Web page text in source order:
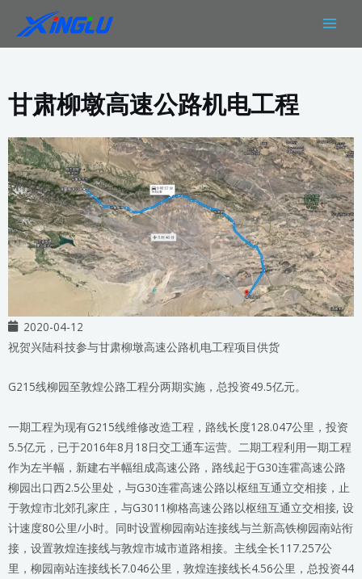
内
甘肃柳墩高速公路机电工程
2020-04-12
祝贺兴陆科技参与甘肃柳墩高速公路机电工程项目供货
G215线柳园至敦煌公路工程分两期实施，总投资49.5亿元。
一期工程为现有G215线维修改造工程，路线长度128.047公里，投资
5.5亿元，已于2016年8月18日交工通车运营。二期工程利用一期工程
作为左半幅，新建右半幅组成高速公路，路线起于G30连霍高速公路
柳园出口西2.5公里处，与G30连霍高速公路以枢纽互通立交相接，止
于敦煌市北郊孔家庄，与G3011柳格高速公路以枢纽互通立交相接, 设
计速度80公里/小时。同时设置柳园南站连接线与兰新高铁柳园南站衔
接，设置敦煌连接线与敦煌市城市道路相接。主线全长117.257公
里，柳园南站连接线长7.046公里，敦煌连接线长4.56公里，总投资44